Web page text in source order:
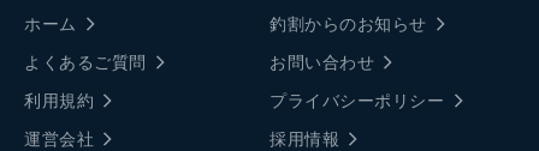
ホーム
釣割からのお知らせ
よくあるご質問
お問い合わせ
利用規約
プライバシーポリシー
運営会社
採用情報